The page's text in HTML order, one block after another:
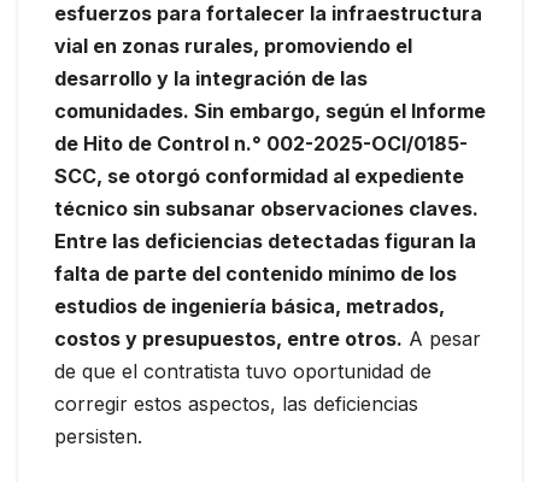
esfuerzos para fortalecer la infraestructura
vial en zonas rurales, promoviendo el
desarrollo y la integración de las
comunidades. Sin embargo, según el Informe
de Hito de Control n.° 002-2025-OCI/0185-
SCC, se otorgó conformidad al expediente
técnico sin subsanar observaciones claves.
Entre las deficiencias detectadas figuran la
falta de parte del contenido mínimo de los
estudios de ingeniería básica, metrados,
costos y presupuestos, entre otros. A pesar
de que el contratista tuvo oportunidad de
corregir estos aspectos, las deficiencias
persisten.